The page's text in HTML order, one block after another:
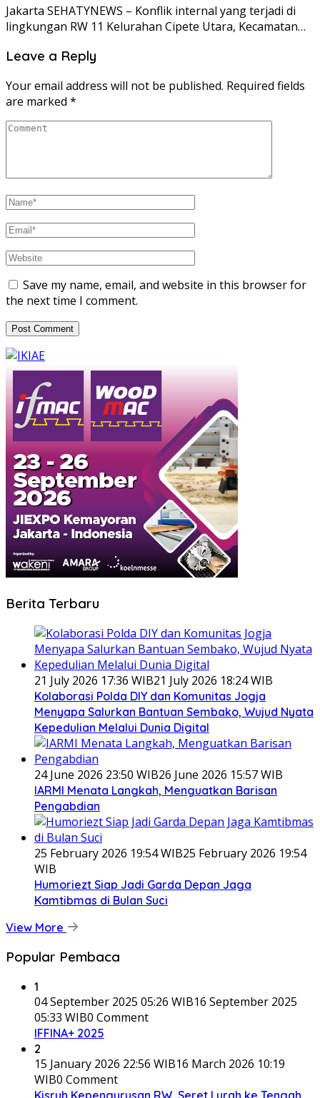
Jakarta SEHATYNEWS – Konflik internal yang terjadi di
lingkungan RW 11 Kelurahan Cipete Utara, Kecamatan…
Leave a Reply
Your email address will not be published. Required fields
are marked *
Save my name, email, and website in this browser for
the next time I comment.
Berita Terbaru
21 July 2026 17:36 WIB21 July 2026 18:24 WIB
Kolaborasi Polda DIY dan Komunitas Jogja
Menyapa Salurkan Bantuan Sembako, Wujud Nyata
Kepedulian Melalui Dunia Digital
24 June 2026 23:50 WIB26 June 2026 15:57 WIB
IARMI Menata Langkah, Menguatkan Barisan
Pengabdian
25 February 2026 19:54 WIB25 February 2026 19:54
WIB
Humoriezt Siap Jadi Garda Depan Jaga
Kamtibmas di Bulan Suci
View More
Popular Pembaca
1
04 September 2025 05:26 WIB16 September 2025
05:33 WIB0 Comment
IFFINA+ 2025
2
15 January 2026 22:56 WIB16 March 2026 10:19
WIB0 Comment
Kisruh Kepengurusan RW, Seret Lurah ke Tengah